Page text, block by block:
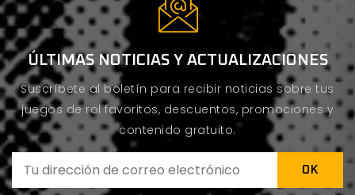
ÚLTIMAS NOTICIAS Y ACTUALIZACIONES
Suscríbete al boletín para recibir noticias sobre tus
juegos de rol favoritos, descuentos, promociones y
contenido gratuito.